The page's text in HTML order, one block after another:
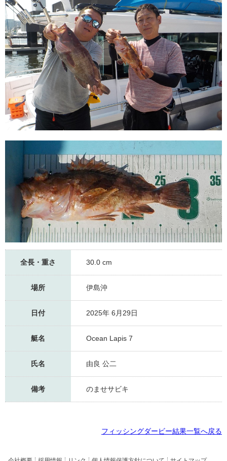
全長・重さ 30.0 cm
場所 伊島沖
日付 2025年 6月29日
艇名 Ocean Lapis 7
氏名 由良 公二
備考 のませサビキ
フィッシングダービー結果一覧へ戻る